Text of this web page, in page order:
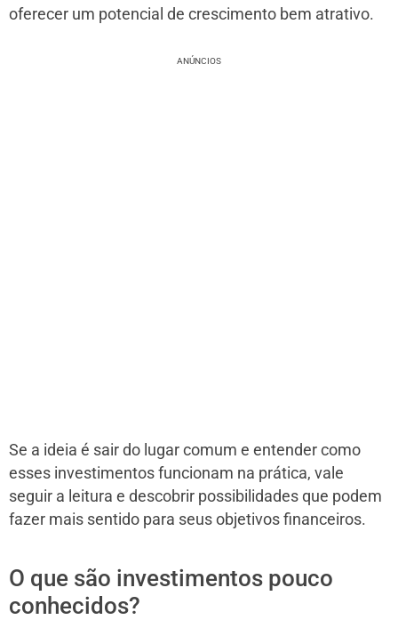
oferecer um potencial de crescimento bem atrativo.
ANÚNCIOS
Se a ideia é sair do lugar comum e entender como
esses investimentos funcionam na prática, vale
seguir a leitura e descobrir possibilidades que podem
fazer mais sentido para seus objetivos financeiros.
O que são investimentos pouco
conhecidos?